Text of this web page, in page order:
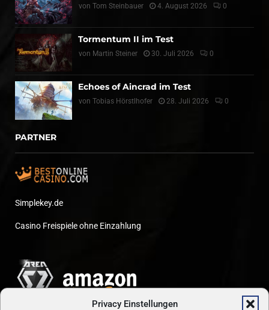
Privacy Einstellungen
von Tom Steinbauer 4. August 2026 0
Tormentum II im Test
von Martin Steiner 30. Juli 2026 0
Echoes of Aincrad im Test
von Tobias Hörstlhofer 28. Juli 2026 0
PARTNER
Simplekey.de
Casino Freispiele ohne Einzahlung